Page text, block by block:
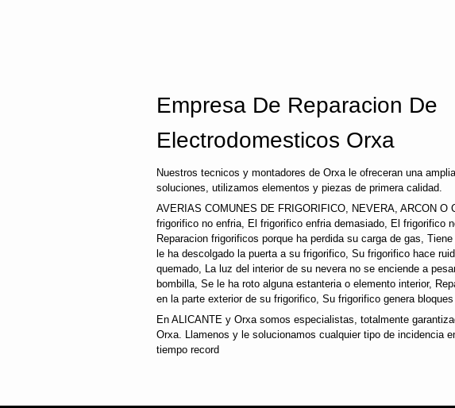
Empresa De Reparacion De
Electrodomesticos Orxa
Nuestros tecnicos y montadores de Orxa le ofreceran una
soluciones, utilizamos elementos y piezas de primera calidad.
AVERIAS COMUNES DE FRIGORIFICO, NEVERA, ARCON O
frigorifico no enfria, El frigorifico enfria demasiado, El frigorifico
Reparacion frigorificos porque ha perdida su carga de gas,
le ha descolgado la puerta a su frigorifico, Su frigorifico hace
quemado, La luz del interior de su nevera no se enciende a
bombilla, Se le ha roto alguna estanteria o elemento interior,
en la parte exterior de su frigorifico, Su frigorifico genera
En ALICANTE y Orxa somos especialistas, totalmente
Orxa. Llamenos y le solucionamos cualquier tipo de incidencia
tiempo record